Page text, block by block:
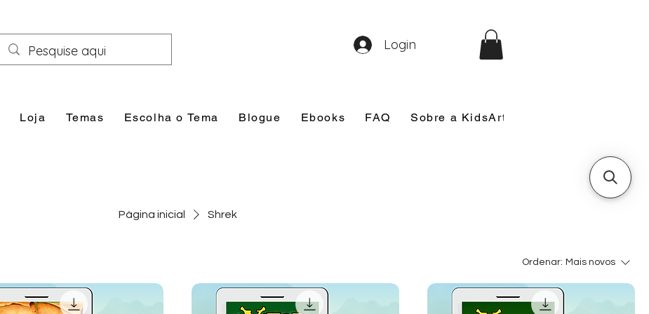
Loja Temas Escolha o Tema Blogue Ebooks FAQ Sobre a KidsArt
Login
Página inicial Shrek
Ordenar: Mais novos